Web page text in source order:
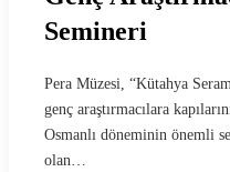
Semineri
Pera Müzesi, “Kütahya
genç araştırmacılara
Osmanlı döneminin önemli
olan…